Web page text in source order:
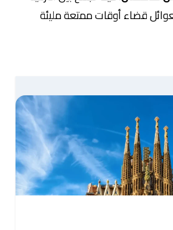
قضاء أوقات ممتعة مليئة